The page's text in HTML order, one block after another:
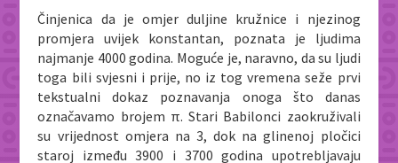
Činjenica da je omjer duljine kružnice i njezinog
promjera uvijek konstantan, poznata je ljudima
najmanje 4000 godina. Moguće je, naravno, da su ljudi
toga bili svjesni i prije, no iz tog vremena seže prvi
tekstualni dokaz poznavanja onoga što danas
označavamo brojem π. Stari Babilonci zaokruživali
su vrijednost omjera na 3, dok na glinenoj pločici
staroj između 3900 i 3700 godina upotrebljavaju